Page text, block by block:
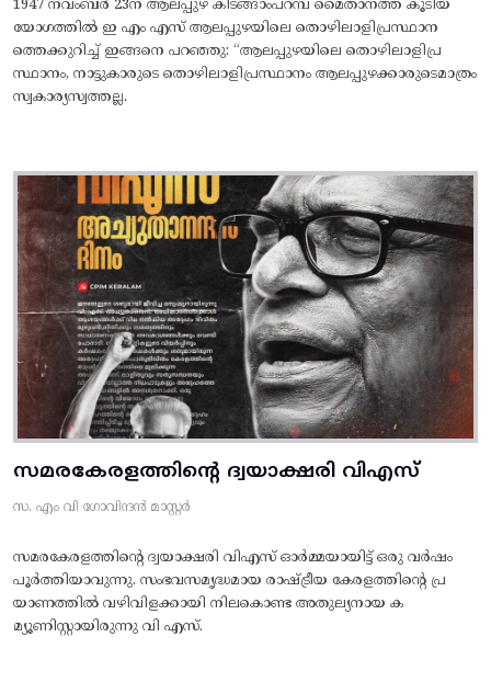
1947 നവംബർ 23ന് ആലപ്പുഴ കിടങ്ങാംപറമ്പ്‌ മൈതാനത്ത്‌ കൂടിയ
യോഗത്തിൽ ഇ എം എസ് ആലപ്പുഴയിലെ തൊഴിലാളിപ്രസ്ഥാന
ത്തെക്കുറിച്ച് ഇങ്ങനെ പറഞ്ഞു: “ആലപ്പുഴയിലെ തൊഴിലാളിപ്ര
സ്ഥാനം, നാട്ടുകാരുടെ തൊഴിലാളിപ്രസ്ഥാനം ആലപ്പുഴക്കാരുടെമാത്രം
സ്വകാര്യസ്വത്തല്ല.
സമരകേരളത്തിൻ്റെ ദ്വയാക്ഷരി വിഎസ്
സ. എം വി ഗോവിന്ദൻ മാസ്റ്റർ
സമരകേരളത്തിൻ്റെ ദ്വയാക്ഷരി വിഎസ് ഓർമ്മയായിട്ട് ഒരു വർഷം
പൂർത്തിയാവുന്നു. സംഭവസമൃദ്ധമായ രാഷ്ട്രീയ കേരളത്തിന്റെ പ്ര
യാണത്തിൽ വഴിവിളക്കായി നിലകൊണ്ട അതുല്യനായ ക
മ്യൂണിസ്റ്റായിരുന്നു വി എസ്.